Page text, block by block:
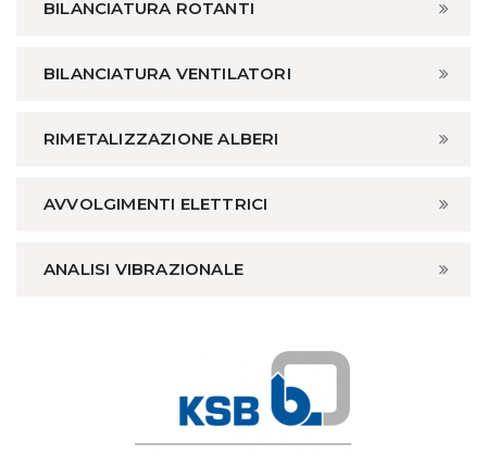
BILANCIATURA ROTANTI
BILANCIATURA VENTILATORI
RIMETALIZZAZIONE ALBERI
AVVOLGIMENTI ELETTRICI
ANALISI VIBRAZIONALE